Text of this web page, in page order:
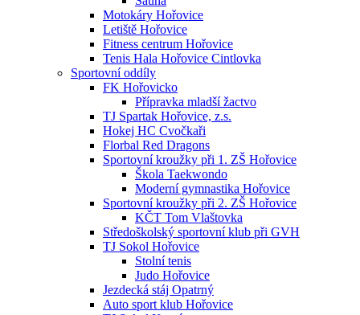
Motokáry Hořovice
Letiště Hořovice
Fitness centrum Hořovice
Tenis Hala Hořovice Cintlovka
Sportovní oddíly
FK Hořovicko
Přípravka mladší žactvo
TJ Spartak Hořovice, z.s.
Hokej HC Cvočkaři
Florbal Red Dragons
Sportovní kroužky při 1. ZŠ Hořovice
Škola Taekwondo
Moderní gymnastika Hořovice
Sportovní kroužky při 2. ZŠ Hořovice
KČT Tom Vlaštovka
Středoškolský sportovní klub při GVH
TJ Sokol Hořovice
Stolní tenis
Judo Hořovice
Jezdecká stáj Opatrný
Auto sport klub Hořovice